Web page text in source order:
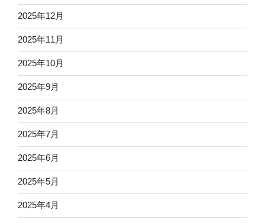
2025年12月
2025年11月
2025年10月
2025年9月
2025年8月
2025年7月
2025年6月
2025年5月
2025年4月